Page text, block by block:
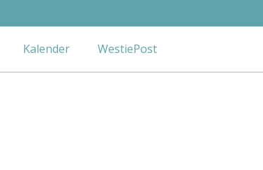
Kalender WestiePost